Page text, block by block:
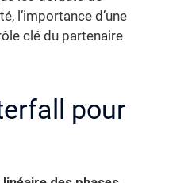
l’importance d’une
clé du partenaire
pour